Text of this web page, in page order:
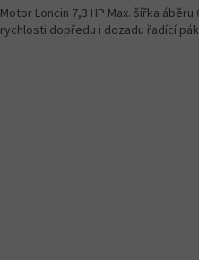
Motor Loncin 7,3 HP Max. šířka áběru
rychlosti dopředu i dozadu řadící